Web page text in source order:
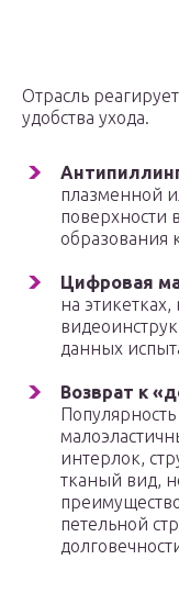
Отрасль
удобства ухода.
плазменной
поверхности
образования
Цифровая
на
данных
Возврат к
интерлок,
тканый вид,
петельной